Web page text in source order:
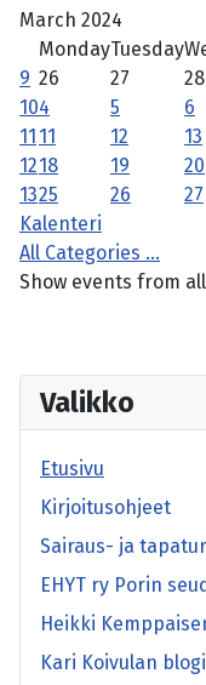
March 2024
MondayTuesday
9 26 27 28
104 5 6
11 11 12 13
1218 19 20
1325 26 27
Kalenteri
All Categories ...
Show events from
Valikko
Etusivu
Kirjoitusohjeet
Sairaus- ja
EHYT ry Porin
Heikki
Kari Koivulan blogi